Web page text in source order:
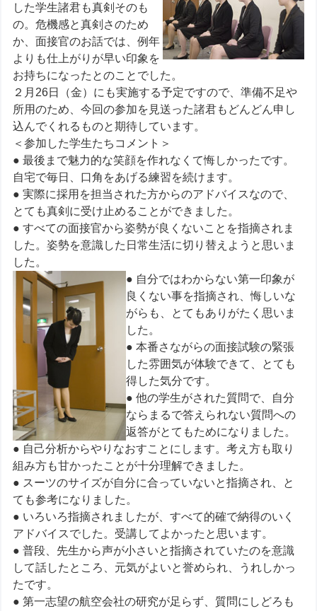
した学生諸君も真剣そのも
の。危機感と真剣さのため
か、面接官のお話では、例年
よりも仕上がりが早い印象を
お持ちになったとのことでした。
２月26日（金）にも実施する予定ですので、準備不足や
所用のため、今回の参加を見送った諸君もどんどん申し
込んでくれるものと期待しています。
＜参加した学生たちコメント＞
● 最後まで魅力的な笑顔を作れなくて悔しかったです。
自宅で毎日、口角をあげる練習を続けます。
● 実際に採用を担当された方からのアドバイスなので、
とても真剣に受け止めることができました。
● すべての面接官から姿勢が良くないことを指摘されま
した。姿勢を意識した日常生活に切り替えようと思いま
した。
● 自分ではわからない第一印象が
良くない事を指摘され、悔しいな
がらも、とてもありがたく思いま
した。
● 本番さながらの面接試験の緊張
した雰囲気が体験できて、とても
得した気分です。
● 他の学生がされた質問で、自分
ならまるで答えられない質問への
返答がとてもためになりました。
● 自己分析からやりなおすことにします。考え方も取り
組み方も甘かったことが十分理解できました。
● スーツのサイズが自分に合っていないと指摘され、と
ても参考になりました。
● いろいろ指摘されましたが、すべて的確で納得のいく
アドバイスでした。受講してよかったと思います。
● 普段、先生から声が小さいと指摘されていたのを意識
して話したところ、元気がよいと誉められ、うれしかっ
たです。
● 第一志望の航空会社の研究が足らず、質問にしどろも